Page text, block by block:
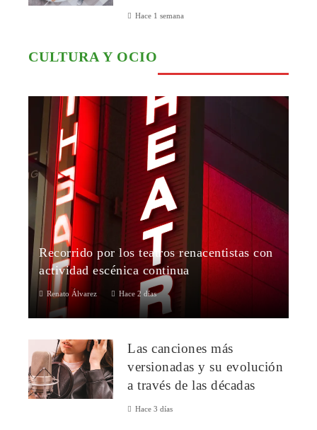
Hace 1 semana
CULTURA Y OCIO
Recorrido por los teatros renacentistas con
actividad escénica continua
Renato Álvarez Hace 2 días
La trayectoria del teatro occidental se halla profundamente
continente europeo...
Las canciones más
versionadas y su evolución
a través de las décadas
Hace 3 días